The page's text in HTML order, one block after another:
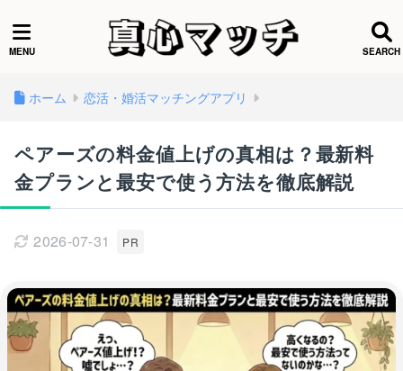
ホーム 恋活・婚活マッチングアプリ
ペアーズの料金値上げの真相は？最新料
金プランと最安で使う方法を徹底解説
2026-07-31 PR